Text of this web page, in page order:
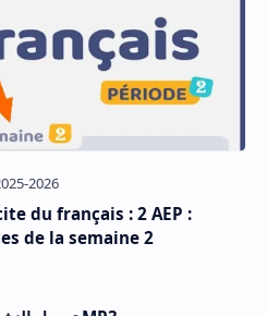
du français : 2 AEP :
de la semaine 2